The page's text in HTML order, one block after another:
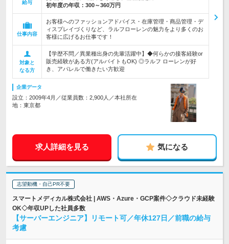
給与
初年度の年収： 300～360万円
仕事内容
お客様へのファッションアドバイス・在庫管理・商品管理・デ
ィスプレイづくりなど、ラルフローレンの魅力をより多くのお
客様に広げるお仕事です！
対象と
なる方
【学歴不問／異業種出身の先輩活躍中】◆何らかの接客経験or
販売経験がある方(アルバイトもOK) ◎ラルフ ローレンが好
き、アパレルで働きたい方歓迎
企業データ
設立：2009年4月／従業員数：2,900人／本社所在
地：東京都
求人詳細を見る 気になる
志望動機・自己PR不要
スマートメディカル株式会社 | AWS・Azure・GCP案件◇クラウド未経験
OK◇年収UPした社員多数
【サーバーエンジニア】リモート可／年休127日／前職の給与
考慮